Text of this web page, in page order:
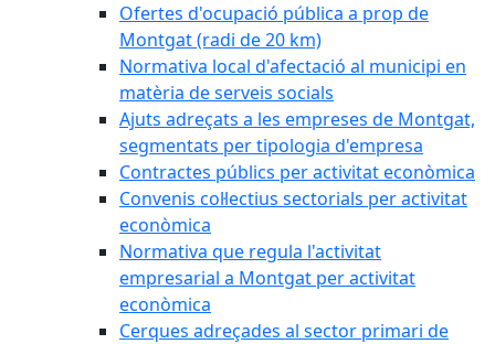
Ofertes d'ocupació pública a prop de
Montgat (radi de 20 km)
Normativa local d'afectació al municipi en
matèria de serveis socials
Ajuts adreçats a les empreses de Montgat,
segmentats per tipologia d'empresa
Contractes públics per activitat econòmica
Convenis col·lectius sectorials per activitat
econòmica
Normativa que regula l'activitat
empresarial a Montgat per activitat
econòmica
Cerques adreçades al sector primari de